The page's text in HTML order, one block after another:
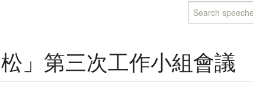
」第三次工作小組會議